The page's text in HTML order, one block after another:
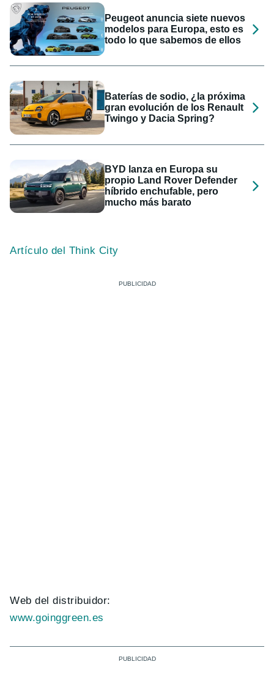
Peugeot anuncia siete nuevos
modelos para Europa, esto es
todo lo que sabemos de ellos
Baterías de sodio, ¿la próxima
gran evolución de los Renault
Twingo y Dacia Spring?
BYD lanza en Europa su
propio Land Rover Defender
híbrido enchufable, pero
mucho más barato
Artículo del Think City
Web del distribuidor:
www.goinggreen.es